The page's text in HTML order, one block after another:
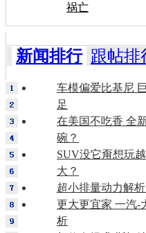
祸亡
新闻排行 跟帖排
车模偏爱比基尼
足
在美国不吃香 全
碗？
SUV没它甭想玩
大？
超小排量动力解
更大更宜家 一汽-
析